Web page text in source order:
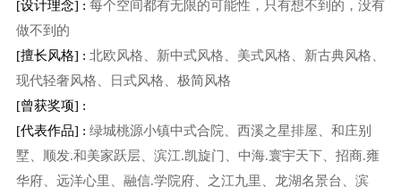
[设计理念] : 每个空间都有无限的可能性，只有想不到的，没有
做不到的
[擅长风格] : 北欧风格、新中式风格、美式风格、新古典风格、
现代轻奢风格、日式风格、极简风格
[曾获奖项] :
[代表作品] : 绿城桃源小镇中式合院、西溪之星排屋、和庄别
墅、顺发.和美家跃层、滨江.凯旋门、中海.寰宇天下、招商.雍
华府、远洋心里、融信.学院府、之江九里、龙湖名景台、滨